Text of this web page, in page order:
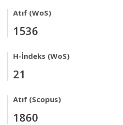
Atıf (WoS)
1536
H-İndeks (WoS)
21
Atıf (Scopus)
1860